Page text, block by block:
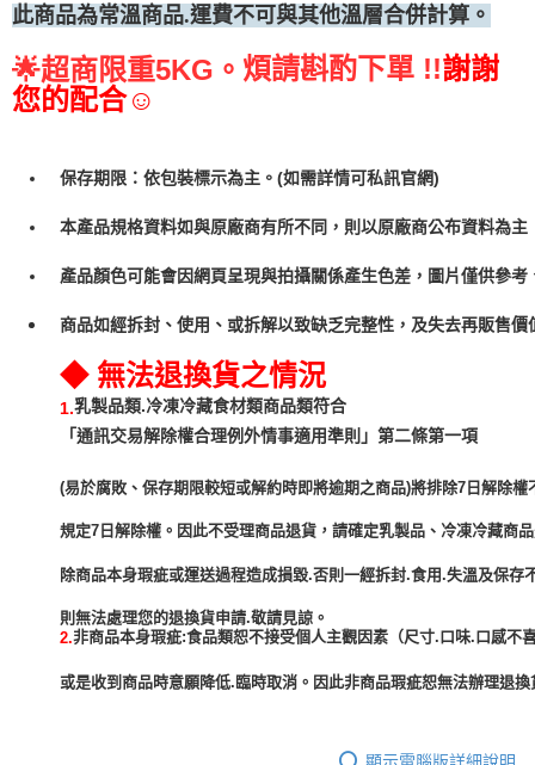
此商品為常溫商品.運費不可與其他溫層合併計算。
🌟超商限重5KG。 煩請斟酌下單 !!謝謝
您的配合☺
保存期限：依包裝標示為主。(如需詳情可私訊官網)
本產品規格資料如與原廠商有所不同，則以原廠商公布資料為主
產品顏色可能會因網頁呈現與拍攝關係產生色差，圖片僅供參
商品如經拆封、使用、或拆解以致缺乏完整性，及失去再販售
◆ 無法退換貨之情況
1.乳製品類.冷凍冷藏食材類商品類符合
「通訊交易解除權合理例外情事適用準則」第二條第一項
(易於腐敗、保存期限較短或解約時即將逾期之商品)將排除7日解除權
規定7日解除權。因此不受理商品退貨，請確定乳製品、冷凍冷藏商
除商品本身瑕疵或運送過程造成損毀.否則一經拆封.食用.失溫及保存
2.非商品本身瑕疵:食品類恕不接受個人主觀因素（尺寸.口味.口感不
或是收到商品時意願降低.臨時取消。因此非商品瑕疵恕無法辦理退